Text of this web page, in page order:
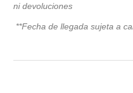
ni devoluciones
**Fecha de llegada sujeta a